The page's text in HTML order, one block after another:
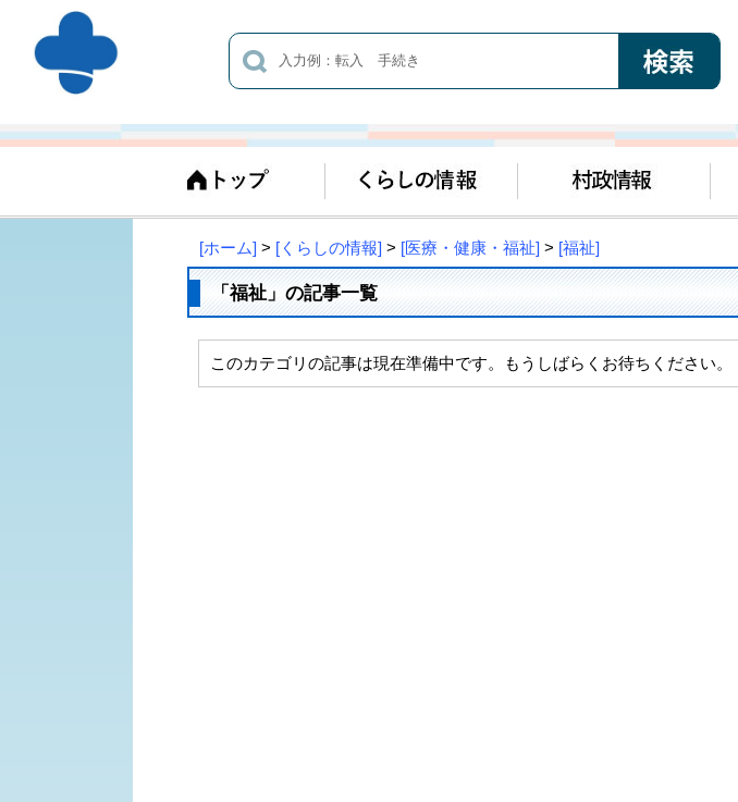
[ホーム] > [くらしの情報] > [医療・健康・福祉] > [福祉]
「福祉」の記事一覧
このカテゴリの記事は現在準備中です。もうしばらくお待ちください。